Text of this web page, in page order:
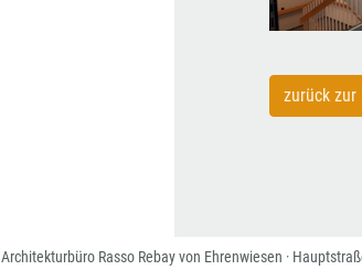
zurück zur
Architekturbüro Rasso Rebay von Ehrenwiesen ·